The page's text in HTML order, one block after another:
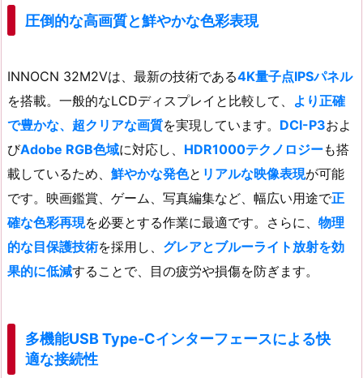
圧倒的な高画質と鮮やかな色彩表現
INNOCN 32M2Vは、最新の技術である4K量子点IPSパネル
を搭載。一般的なLCDディスプレイと比較して、 より正確
で豊かな、超クリアな画質を実現しています。 DCI-P3およ
びAdobe RGB色域に対応し、 HDR1000テクノロジーも搭
載しているため、 鮮やかな発色と リアルな映像表現が可能
です。映画鑑賞、ゲーム、写真編集など、幅広い用途で正
確な色彩再現を必要とする作業に最適です。さらに、 物理
的な目保護技術を採用し、 グレアとブルーライト放射を効
果的に低減することで、目の疲労や損傷を防ぎます。
多機能USB Type-Cインターフェースによる快
適な接続性